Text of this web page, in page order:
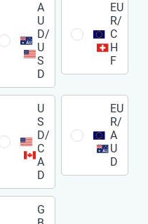
A
U
D/
U
S
D
EU
R/
C
H
F
U
S
D/
C
A
D
EU
R/
A
U
D
G